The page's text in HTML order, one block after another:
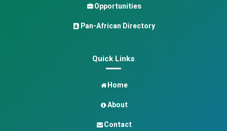
Opportunities
Pan-African Directory
Quick Links
Home
About
Contact